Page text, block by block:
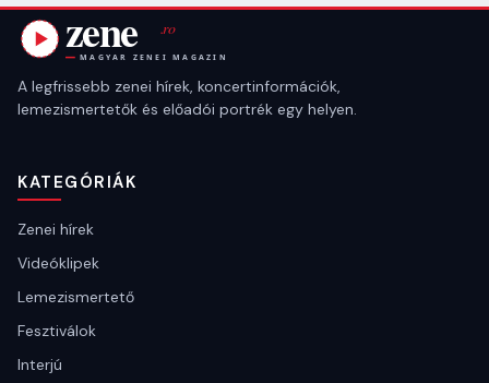
A legfrissebb zenei hírek, koncertinformációk,
lemezismertetők és előadói portrék egy helyen.
KATEGÓRIÁK
Zenei hírek
Videóklipek
Lemezismertető
Fesztiválok
Interjú